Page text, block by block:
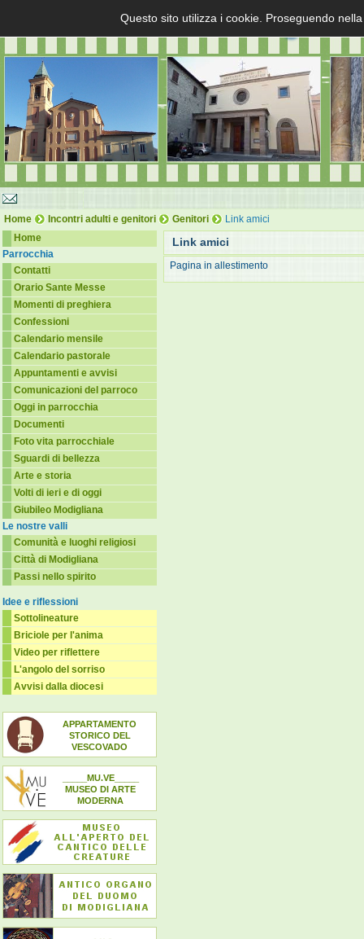
Home Incontri adulti e genitori Genitori
Link amici
Home
Parrocchia
Contatti
Orario Sante Messe
Momenti di preghiera
Confessioni
Calendario mensile
Calendario pastorale
Appuntamenti e avvisi
Comunicazioni del parroco
Oggi in parrocchia
Documenti
Foto vita parrocchiale
Sguardi di bellezza
Arte e storia
Volti di ieri e di oggi
Giubileo Modigliana
Le nostre valli
Comunità e luoghi religiosi
Città di Modigliana
Passi nello spirito
Idee e riflessioni
Sottolineature
Briciole per l'anima
Video per riflettere
L'angolo del sorriso
Avvisi dalla diocesi
APPARTAMENTO
STORICO DEL
VESCOVADO
_____MU.VE_____
MUSEO DI ARTE
MODERNA
Link amici
Pagina in allestimento
Questo sito utilizza i cookie. Proseguendo